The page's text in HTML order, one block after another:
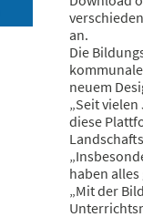
an.
Die
neuem
„Seit
diese
haben
„Mit der